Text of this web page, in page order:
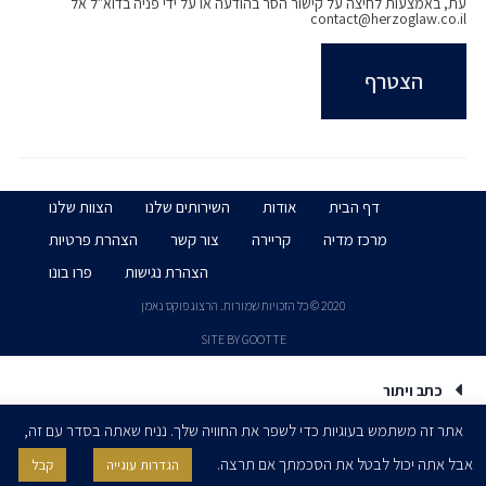
contact@herzoglaw.co.il
דף הבית אודות השירותים שלנו
הצוות שלנו
מרכז מדיה
קריירה צור קשר
הצהרת פרטיות
הצהרת נגישות
פרו בונו
2020 © כל הזכויות שמורות. הרצוג פוקס נאמן
SITE BY GOOTTE
כתב ויתור
אתר זה משתמש בעוגיות כדי לשפר את החוויה שלך. נניח שאתה בסדר עם זה,
אבל אתה יכול לבטל את הסכמתך אם תרצה.
הגדרות עוגייה קבל